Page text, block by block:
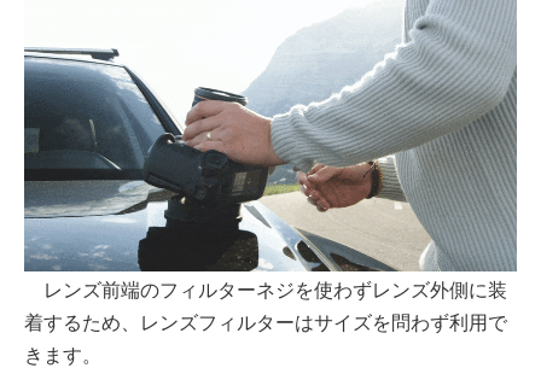
レンズ前端のフィルターネジを使わずレンズ外側に装
着するため、レンズフィルターはサイズを問わず利用で
きます。